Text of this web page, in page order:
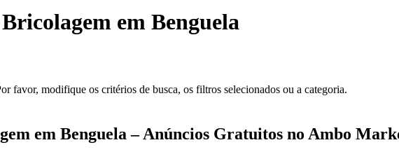
em Benguela
favor, modifique os critérios de busca, os filtros selecionados ou a categoria.
em Benguela – Anúncios Gratuitos no Ambo